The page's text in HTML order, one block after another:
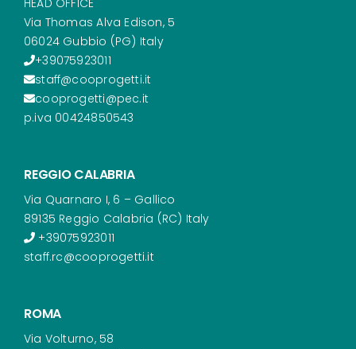
HEAD OFFICE
Via Thomas Alva Edison, 5
06024 Gubbio (PG) Italy
+39075923011
staff@cooprogetti.it
cooprogetti@pec.it
p.iva 00424850543
REGGIO CALABRIA
Via Quarnaro I, 6 – Gallico
89135 Reggio Calabria (RC) Italy
+39075923011
staff.rc@cooprogetti.it
ROMA
Via Volturno, 58